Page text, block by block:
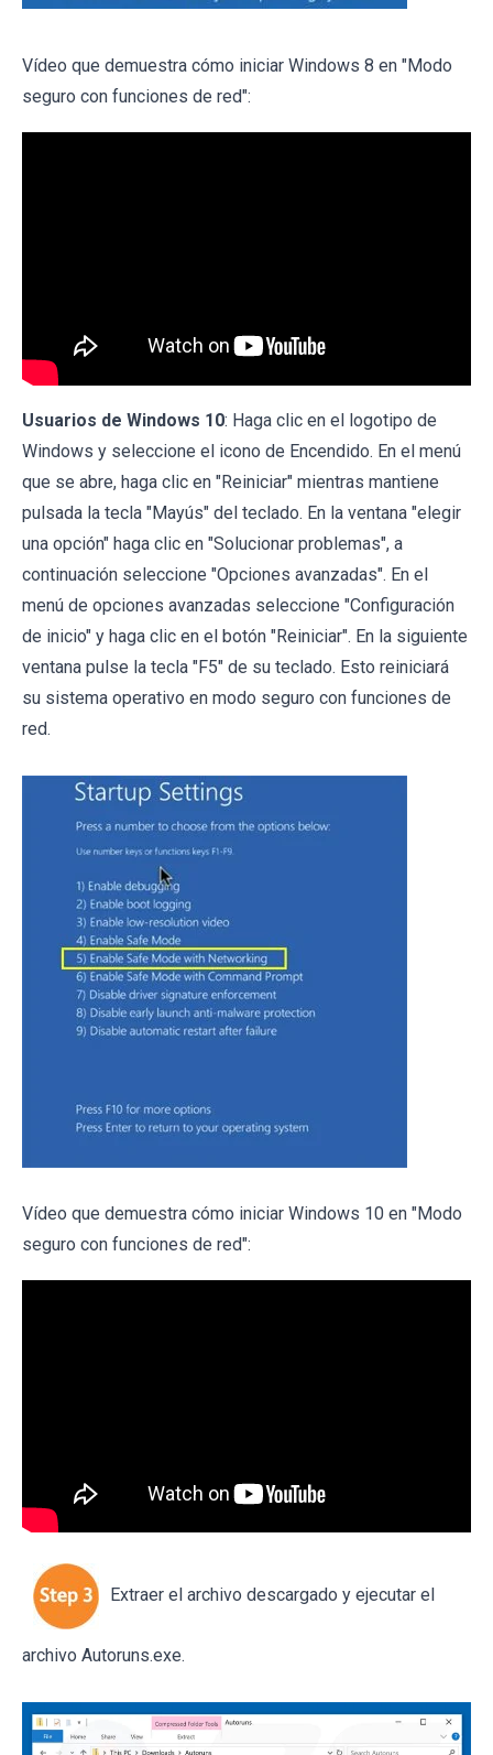
Vídeo que demuestra cómo iniciar Windows 8 en "Modo
seguro con funciones de red":
Usuarios de Windows 10: Haga clic en el logotipo de
Windows y seleccione el icono de Encendido. En el menú
que se abre, haga clic en "Reiniciar" mientras mantiene
pulsada la tecla "Mayús" del teclado. En la ventana "elegir
una opción" haga clic en "Solucionar problemas", a
continuación seleccione "Opciones avanzadas". En el
menú de opciones avanzadas seleccione "Configuración
de inicio" y haga clic en el botón "Reiniciar". En la siguiente
ventana pulse la tecla "F5" de su teclado. Esto reiniciará
su sistema operativo en modo seguro con funciones de
red.
Vídeo que demuestra cómo iniciar Windows 10 en "Modo
seguro con funciones de red":
Extraer el archivo descargado y ejecutar el
archivo Autoruns.exe.